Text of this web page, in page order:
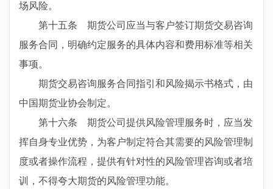
场风险。
第十五条 期货公司应当与客户签订期货交易咨询
服务合同，明确约定服务的具体内容和费用标准等相关
事项。
期货交易咨询服务合同指引和风险揭示书格式，由
中国期货业协会制定。
第十六条 期货公司提供风险管理服务时，应当发
挥自身专业优势，为客户制定符合其需要的风险管理制
度或者操作流程，提供有针对性的风险管理咨询或者培
训，不得夸大期货的风险管理功能。